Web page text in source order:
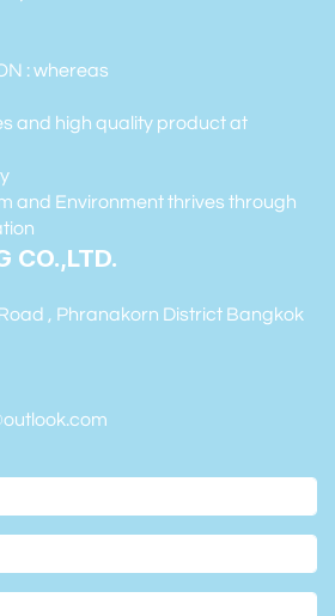
: whereas
and high quality product at
and Environment thrives through
CO.,LTD.
, Phranakorn District Bangkok